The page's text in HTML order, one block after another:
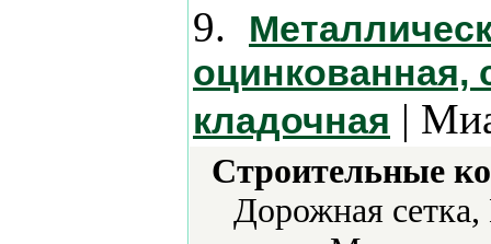
9.
оцинкованная,
кладочная |
Строительные
Дорожная сетка,